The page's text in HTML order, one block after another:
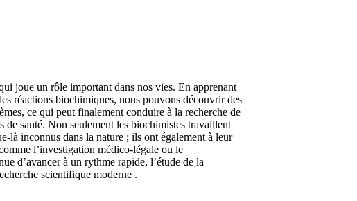
joue un rôle important dans nos vies. En apprenant
réactions biochimiques, nous pouvons découvrir des
ce qui peut finalement conduire à la recherche de
de santé. Non seulement les biochimistes travaillent
là inconnus dans la nature ; ils ont également à leur
l’investigation médico-légale ou le
d’avancer à un rythme rapide, l’étude de la
scientifique moderne .